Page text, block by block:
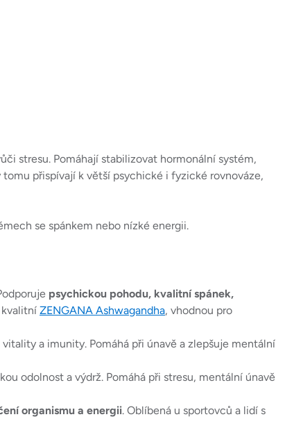
stresu. Pomáhají stabilizovat hormonální systém,
přispívají k větší psychické i fyzické rovnováze,
se spánkem nebo nízké energii.
psychickou pohodu, kvalitní spánek,
kvalitní ZENGANA Ashwagandha, vhodnou pro
a imunity. Pomáhá při únavě a zlepšuje mentální
odolnost a výdrž. Pomáhá při stresu, mentální únavě
organismu a energii. Oblíbená u sportovců a lidí s